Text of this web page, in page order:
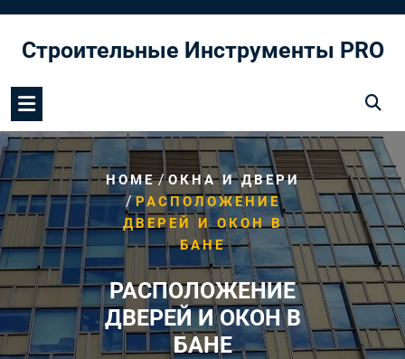
содержимому
Строительные Инструменты PRO
HOME/ОКНА И ДВЕРИ
/РАСПОЛОЖЕНИЕ
ДВЕРЕЙ И ОКОН В
БАНЕ
РАСПОЛОЖЕНИЕ
ДВЕРЕЙ И ОКОН В
БАНЕ